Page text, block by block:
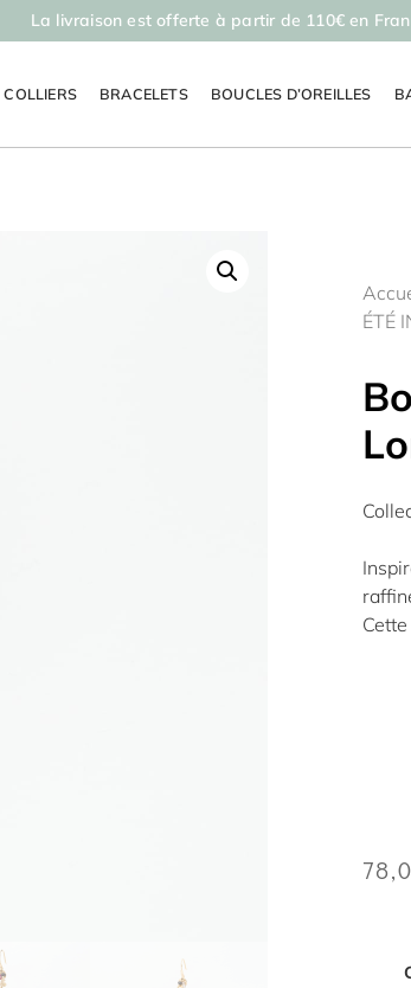
La livraison est offerte à partir de 110€ en
COLLIERS BRACELETS BOUCLES D’OREILLES
ÉTÉ